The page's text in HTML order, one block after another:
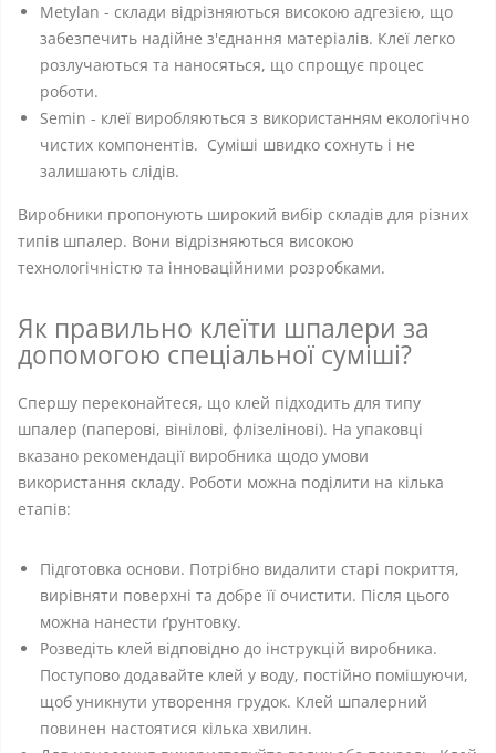
Metylan - склади відрізняються високою адгезією, що
забезпечить надійне з'єднання матеріалів. Клеї легко
розлучаються та наносяться, що спрощує процес
роботи.
Semin - клеї виробляються з використанням екологічно
чистих компонентів. Суміші швидко сохнуть і не
залишають слідів.
Виробники пропонують широкий вибір складів для різних
типів шпалер. Вони відрізняються високою
технологічністю та інноваційними розробками.
Як правильно клеїти шпалери за
допомогою спеціальної суміші?
Спершу переконайтеся, що клей підходить для типу
шпалер (паперові, вінілові, флізелінові). На упаковці
вказано рекомендації виробника щодо умови
використання складу. Роботи можна поділити на кілька
етапів:
Підготовка основи. Потрібно видалити старі покриття,
вирівняти поверхні та добре її очистити. Після цього
можна нанести ґрунтовку.
Розведіть клей відповідно до інструкцій виробника.
Поступово додавайте клей у воду, постійно помішуючи,
щоб уникнути утворення грудок. Клей шпалерний
повинен настоятися кілька хвилин.